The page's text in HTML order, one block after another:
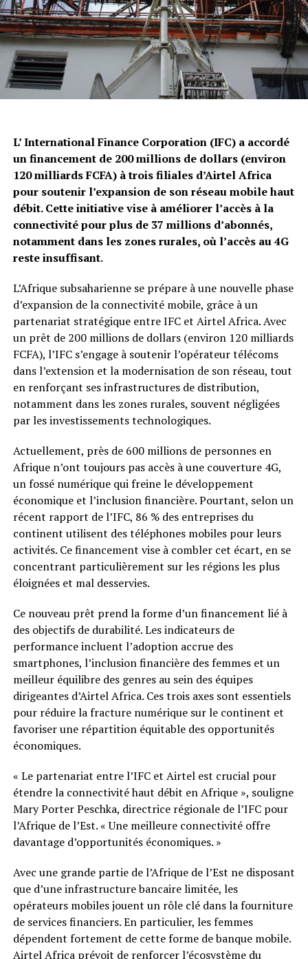
L’ International Finance Corporation (IFC) a accordé
un financement de 200 millions de dollars (environ
120 milliards FCFA) à trois filiales d’Airtel Africa
pour soutenir l’expansion de son réseau mobile haut
débit. Cette initiative vise à améliorer l’accès à la
connectivité pour plus de 37 millions d’abonnés,
notamment dans les zones rurales, où l’accès au 4G
reste insuffisant.
L’Afrique subsaharienne se prépare à une nouvelle phase
d’expansion de la connectivité mobile, grâce à un
partenariat stratégique entre IFC et Airtel Africa. Avec
un prêt de 200 millions de dollars (environ 120 milliards
FCFA), l’IFC s’engage à soutenir l’opérateur télécoms
dans l’extension et la modernisation de son réseau, tout
en renforçant ses infrastructures de distribution,
notamment dans les zones rurales, souvent négligées
par les investissements technologiques.
Actuellement, près de 600 millions de personnes en
Afrique n’ont toujours pas accès à une couverture 4G,
un fossé numérique qui freine le développement
économique et l’inclusion financière. Pourtant, selon un
récent rapport de l’IFC, 86 % des entreprises du
continent utilisent des téléphones mobiles pour leurs
activités. Ce financement vise à combler cet écart, en se
concentrant particulièrement sur les régions les plus
éloignées et mal desservies.
Ce nouveau prêt prend la forme d’un financement lié à
des objectifs de durabilité. Les indicateurs de
performance incluent l’adoption accrue des
smartphones, l’inclusion financière des femmes et un
meilleur équilibre des genres au sein des équipes
dirigeantes d’Airtel Africa. Ces trois axes sont essentiels
pour réduire la fracture numérique sur le continent et
favoriser une répartition équitable des opportunités
économiques.
« Le partenariat entre l’IFC et Airtel est crucial pour
étendre la connectivité haut débit en Afrique », souligne
Mary Porter Peschka, directrice régionale de l’IFC pour
l’Afrique de l’Est. « Une meilleure connectivité offre
davantage d’opportunités économiques. »
Avec une grande partie de l’Afrique de l’Est ne disposant
que d’une infrastructure bancaire limitée, les
opérateurs mobiles jouent un rôle clé dans la fourniture
de services financiers. En particulier, les femmes
dépendent fortement de cette forme de banque mobile.
Airtel Africa prévoit de renforcer l’écosystème du